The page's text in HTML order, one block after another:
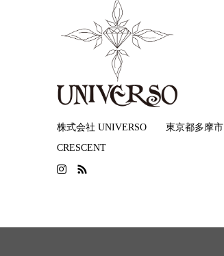
株式会社 UNIVERSO 東京都多摩市
CRESCENT